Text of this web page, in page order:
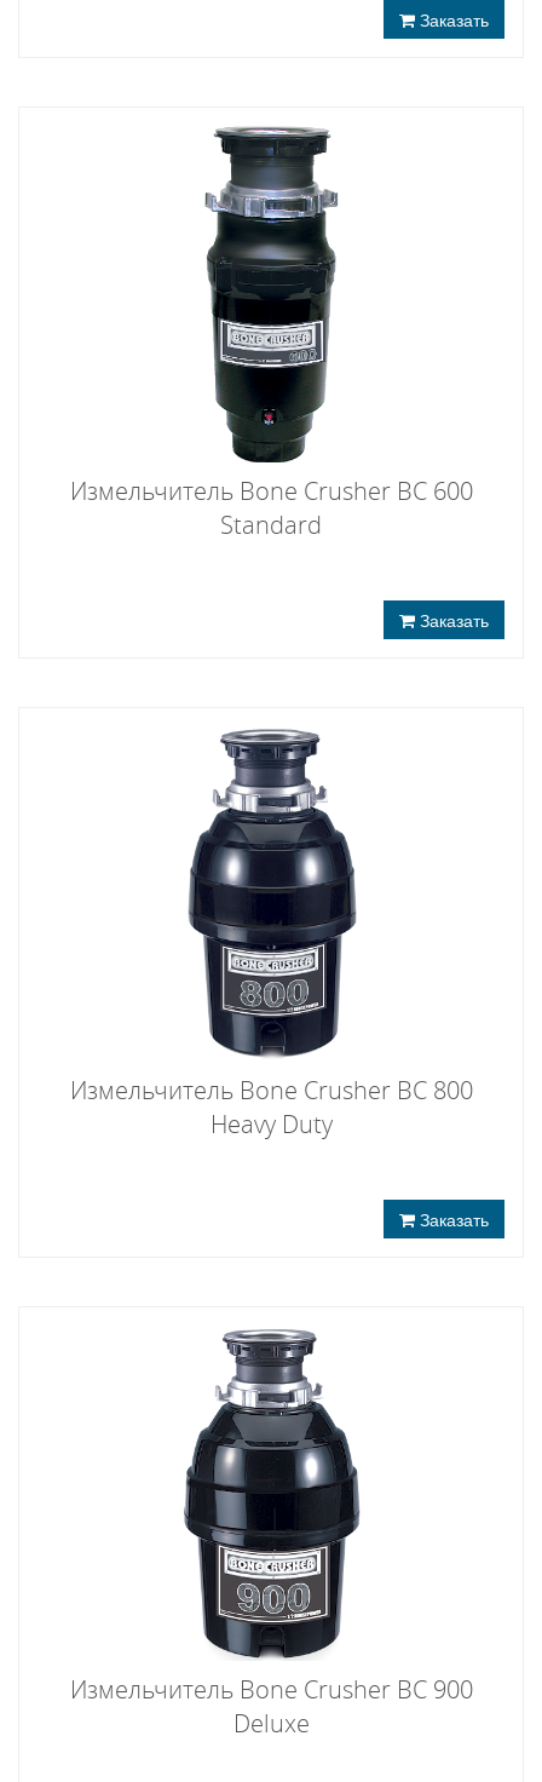
Заказать
Измельчитель Bone Crusher BC 600
Standard
Заказать
Измельчитель Bone Crusher BC 800
Heavy Duty
Заказать
Измельчитель Bone Crusher BC 900
Deluxe